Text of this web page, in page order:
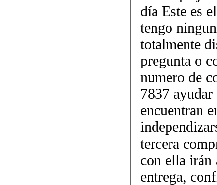
día Este es
tengo
totalmente
pregunta o
numero de
7837 ayudar
encuentran
tercera
con ella irán
entrega,